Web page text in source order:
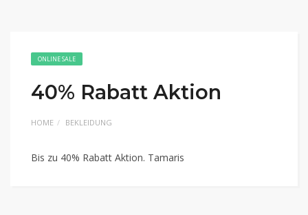
ONLINE SALE
40% Rabatt Aktion
HOME BEKLEIDUNG
Bis zu 40% Rabatt Aktion. Tamaris